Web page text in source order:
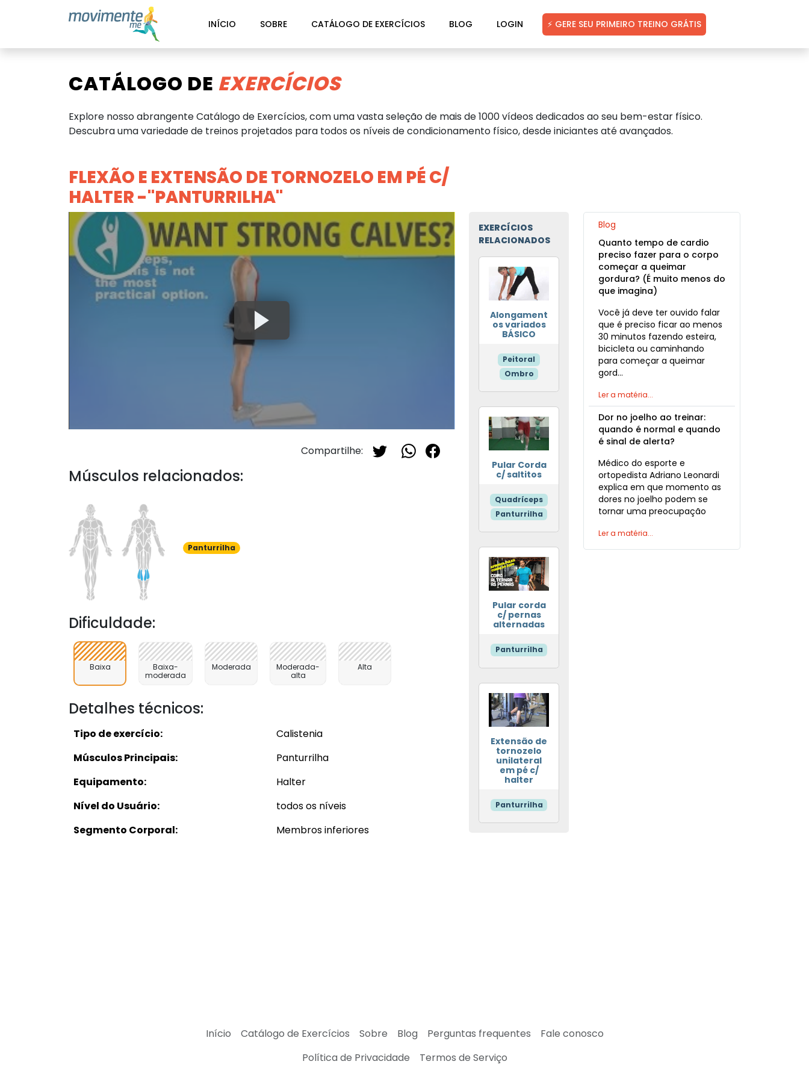
INÍCIO SOBRE CATÁLOGO DE EXERCÍCIOS BLOG LOGIN ⚡ GERE SEU PRIMEIRO TREINO GRÁTIS
CATÁLOGO DE EXERCÍCIOS
Explore nosso abrangente Catálogo de Exercícios, com uma vasta seleção de mais de 1000 vídeos dedicados ao seu bem-estar físico.
Descubra uma variedade de treinos projetados para todos os níveis de condicionamento físico, desde iniciantes até avançados.
FLEXÃO E EXTENSÃO DE TORNOZELO EM PÉ C/
HALTER -"PANTURRILHA"
Compartilhe:
Músculos relacionados:
Panturrilha
Dificuldade:
Baixa
Baixa-
moderada
Moderada
Moderada-
alta
Alta
Detalhes técnicos:
Tipo de exercício:
Calistenia
Músculos Principais:
Panturrilha
Equipamento:
Halter
Nível do Usuário:
todos os níveis
Segmento Corporal:
Membros inferiores
EXERCÍCIOS
RELACIONADOS
Alongament
os variados
BÁSICO
Peitoral
Ombro
Pular Corda
c/ saltitos
Quadríceps
Panturrilha
Pular corda
c/ pernas
alternadas
Panturrilha
Extensão de
tornozelo
unilateral
em pé c/
halter
Panturrilha
Blog
Quanto tempo de cardio
preciso fazer para o corpo
começar a queimar
gordura? (É muito menos do
que imagina)
Você já deve ter ouvido falar
que é preciso ficar ao menos
30 minutos fazendo esteira,
bicicleta ou caminhando
para começar a queimar
gord…
Ler a matéria...
Dor no joelho ao treinar:
quando é normal e quando
é sinal de alerta?
Médico do esporte e
ortopedista Adriano Leonardi
explica em que momento as
dores no joelho podem se
tornar uma preocupação
Ler a matéria...
Início Catálogo de Exercícios Sobre Blog Perguntas frequentes
Fale conosco
Política de Privacidade
Termos de Serviço